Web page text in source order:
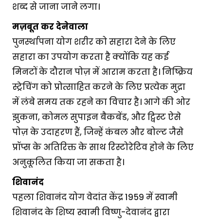
शब्द से जाना जाने लगा।
मज़बूत कर देनेवाला
पुनर्स्थापना योग शरीर को सहारा देने के लिए
सहारा का उपयोग करता है क्योंकि यह कई
मिनटों के दौरान पोज़ में आराम करता है। निष्क्रिय
स्ट्रेचिंग को प्रोत्साहित करने के लिए प्रत्येक मुद्रा
में लंबे समय तक रहने का विचार है। आगे की ओर
झुकना, कोमल सुपाइन बैकबेंड, और ट्विस्ट ऐसे
पोज़ के उदाहरण हैं, जिन्हें कंबल और बोल्ट जैसे
प्रॉप्स के अतिरिक्त के साथ रिस्टोरेटिव होने के लिए
अनुकूलित किया जा सकता है।
शिवानंद
पहला शिवानंद योग वेदांत केंद्र 1959 में स्वामी
शिवानंद के शिष्य स्वामी विष्णु-देवानंद द्वारा